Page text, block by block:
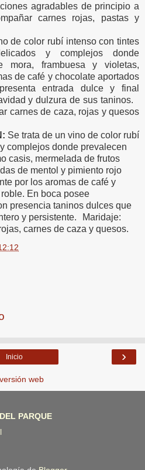
agradables de principio a
carnes rojas, pastas y
de color rubí intenso con tintes
y complejos donde
mora, frambuesa y violetas,
de café y chocolate aportados
entrada dulce y final
y dulzura de sus taninos.
carnes de caza, rojas y quesos
Se trata de un vino de color rubí
complejos donde prevalecen
casis, mermelada de frutos
de mentol y pimiento rojo
por los aromas de café y
En boca posee
presencia taninos dulces que
y persistente. Maridaje:
carnes de caza y quesos.
›
Inicio
web
PARQUE